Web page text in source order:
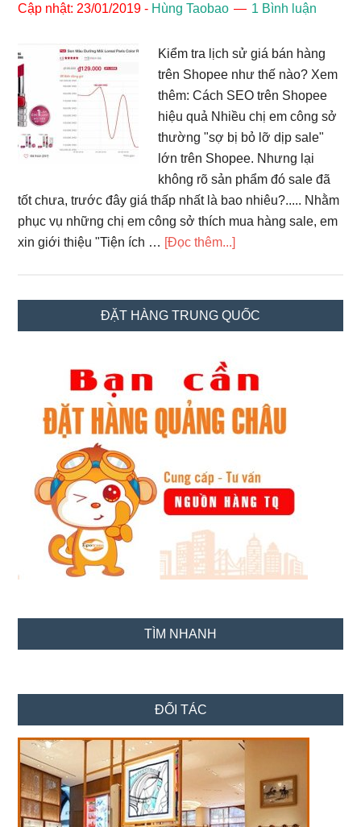
Cập nhật: 23/01/2019 - Hùng Taobao 1 Bình luận
Kiểm tra lịch sử giá bán hàng
trên Shopee như thế nào? Xem
thêm: Cách SEO trên Shopee
hiệu quả Nhiều chị em công sở
thường "sợ bị bỏ lỡ dịp sale"
lớn trên Shopee. Nhưng lại
không rõ sản phẩm đó sale đã
tốt chưa, trước đây giá thấp nhất là bao nhiêu?..... Nhằm
phục vụ những chị em công sở thích mua hàng sale, em
xin giới thiệu "Tiện ích … [Đọc thêm...]vềHướng
hàng
hớ
dịp
sale
SidebarĐẶT HÀNG TRUNG QUỐC
TÌM NHANH
ĐỐI TÁC